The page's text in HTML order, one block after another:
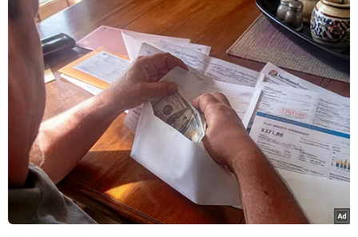
Nhóm các nhà khoa học quốc tế đưa ra cảnh báo
này trong báo cáo mang tên "Dự án Carbon toàn
cầu" công bố trước thềm Hội nghị thượng đỉnh
Liên hợp quốc về chống biến đổi khí hậu, chính
thức khai mạc ngày 23/9 tới ở thành phố New
York (Mỹ).
Báo cáo cho biết lượng khí CO2 thải ra từ việc
đốt nhiên liệu hóa thạch và sản xuất ximăng
tăng 2,3%, lên mức kỷ lục trên 36 tỷ tấn trong
năm ngoái và có thể tăng thêm 2,5% trong năm